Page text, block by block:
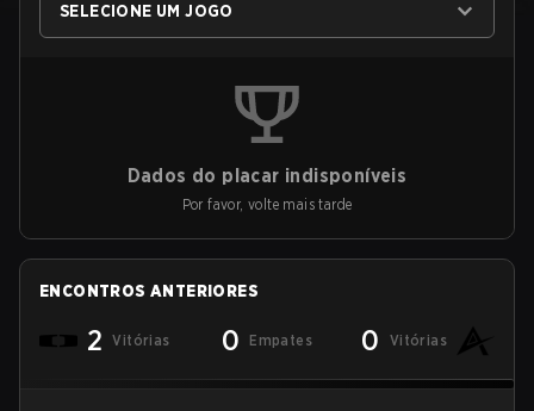
SELECIONE UM JOGO
Dados do placar indisponíveis
Por favor, volte mais tarde
ENCONTROS ANTERIORES
2 Vitórias 0 Empates 0 Vitórias